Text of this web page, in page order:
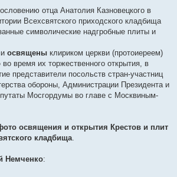
отца Анатолия Казновецкого в
Всехсвятского приходского кладбища
символические надгробные плиты и
освящены клириком церкви (протоиереем)
во время их торжественного открытия, в
представители посольств стран-участниц
обороны, Администрации Президента и
Мосгордумы во главе с Москвиным-
освящения и открытия Крестов и плит
кладбища
Немченко: